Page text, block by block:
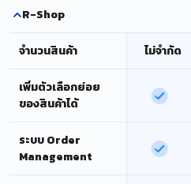
R-Shop
จำนวนสินค้า ไม่จำกัด
เพิ่มตัวเลือกย่อย
ของสินค้าได้
ระบบ Order
Management